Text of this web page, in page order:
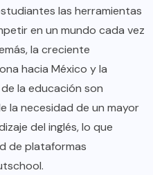
las herramientas
en un mundo cada vez
la creciente
hacia México y la
la educación son
la necesidad de un mayor
del inglés, lo que
de plataformas